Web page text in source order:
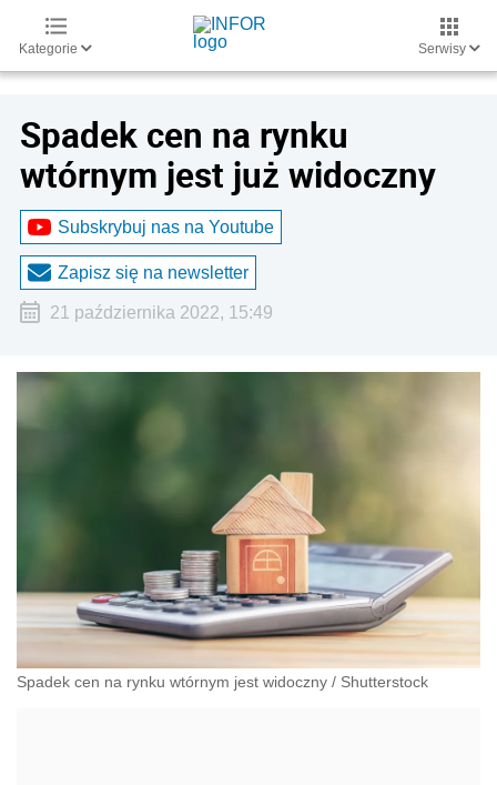
Kategorie Serwisy
Spadek cen na rynku
wtórnym jest już widoczny
Subskrybuj nas na Youtube
Zapisz się na newsletter
21 października 2022, 15:49
Spadek cen na rynku wtórnym jest widoczny / Shutterstock